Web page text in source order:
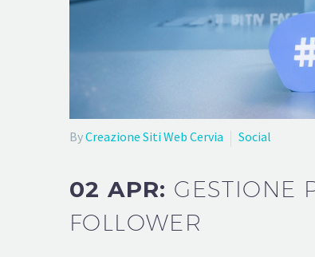
ByCreazione Siti Web Cervia Social
02 APR: GESTIONE
FOLLOWER